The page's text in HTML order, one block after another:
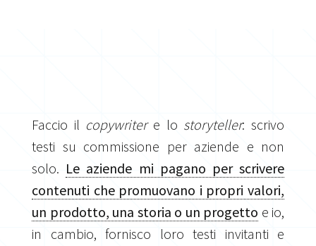
Faccio il copywritere lo storyteller: scrivo
testi su commissione per aziende e non
solo. Le aziende mi pagano per scrivere
contenuti che promuovano i propri valori,
un prodotto, una storia o un progetto e io,
in cambio, fornisco loro testi invitanti e